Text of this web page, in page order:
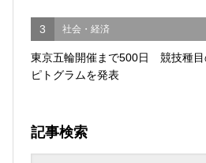
3 社会・経済
東京五輪開催まで500日 競技種目
ピトグラムを発表
記事検索